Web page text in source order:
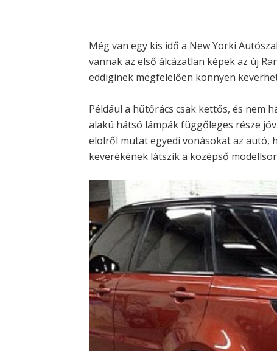
Még van egy kis idő a New Yorki
vannak az első álcázatlan képek az új
eddiginek megfelelően könnyen
Például a hűtőrács csak kettős, és nem
alakú hátsó lámpák függőleges része
elölről mutat egyedi vonásokat az autó,
keverékének látszik a középső